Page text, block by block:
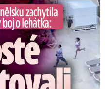
boj o lehátka